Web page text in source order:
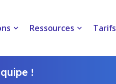
Ressources Tarifs
!